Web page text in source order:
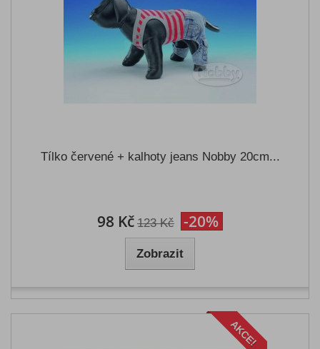
Tílko červené + kalhoty jeans Nobby 20cm...
98 Kč 123 Kč -20%
Zobrazit
AKCE!